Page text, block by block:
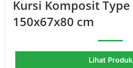
Kursi Komposit
150x67x80 cm
Lihat Produk